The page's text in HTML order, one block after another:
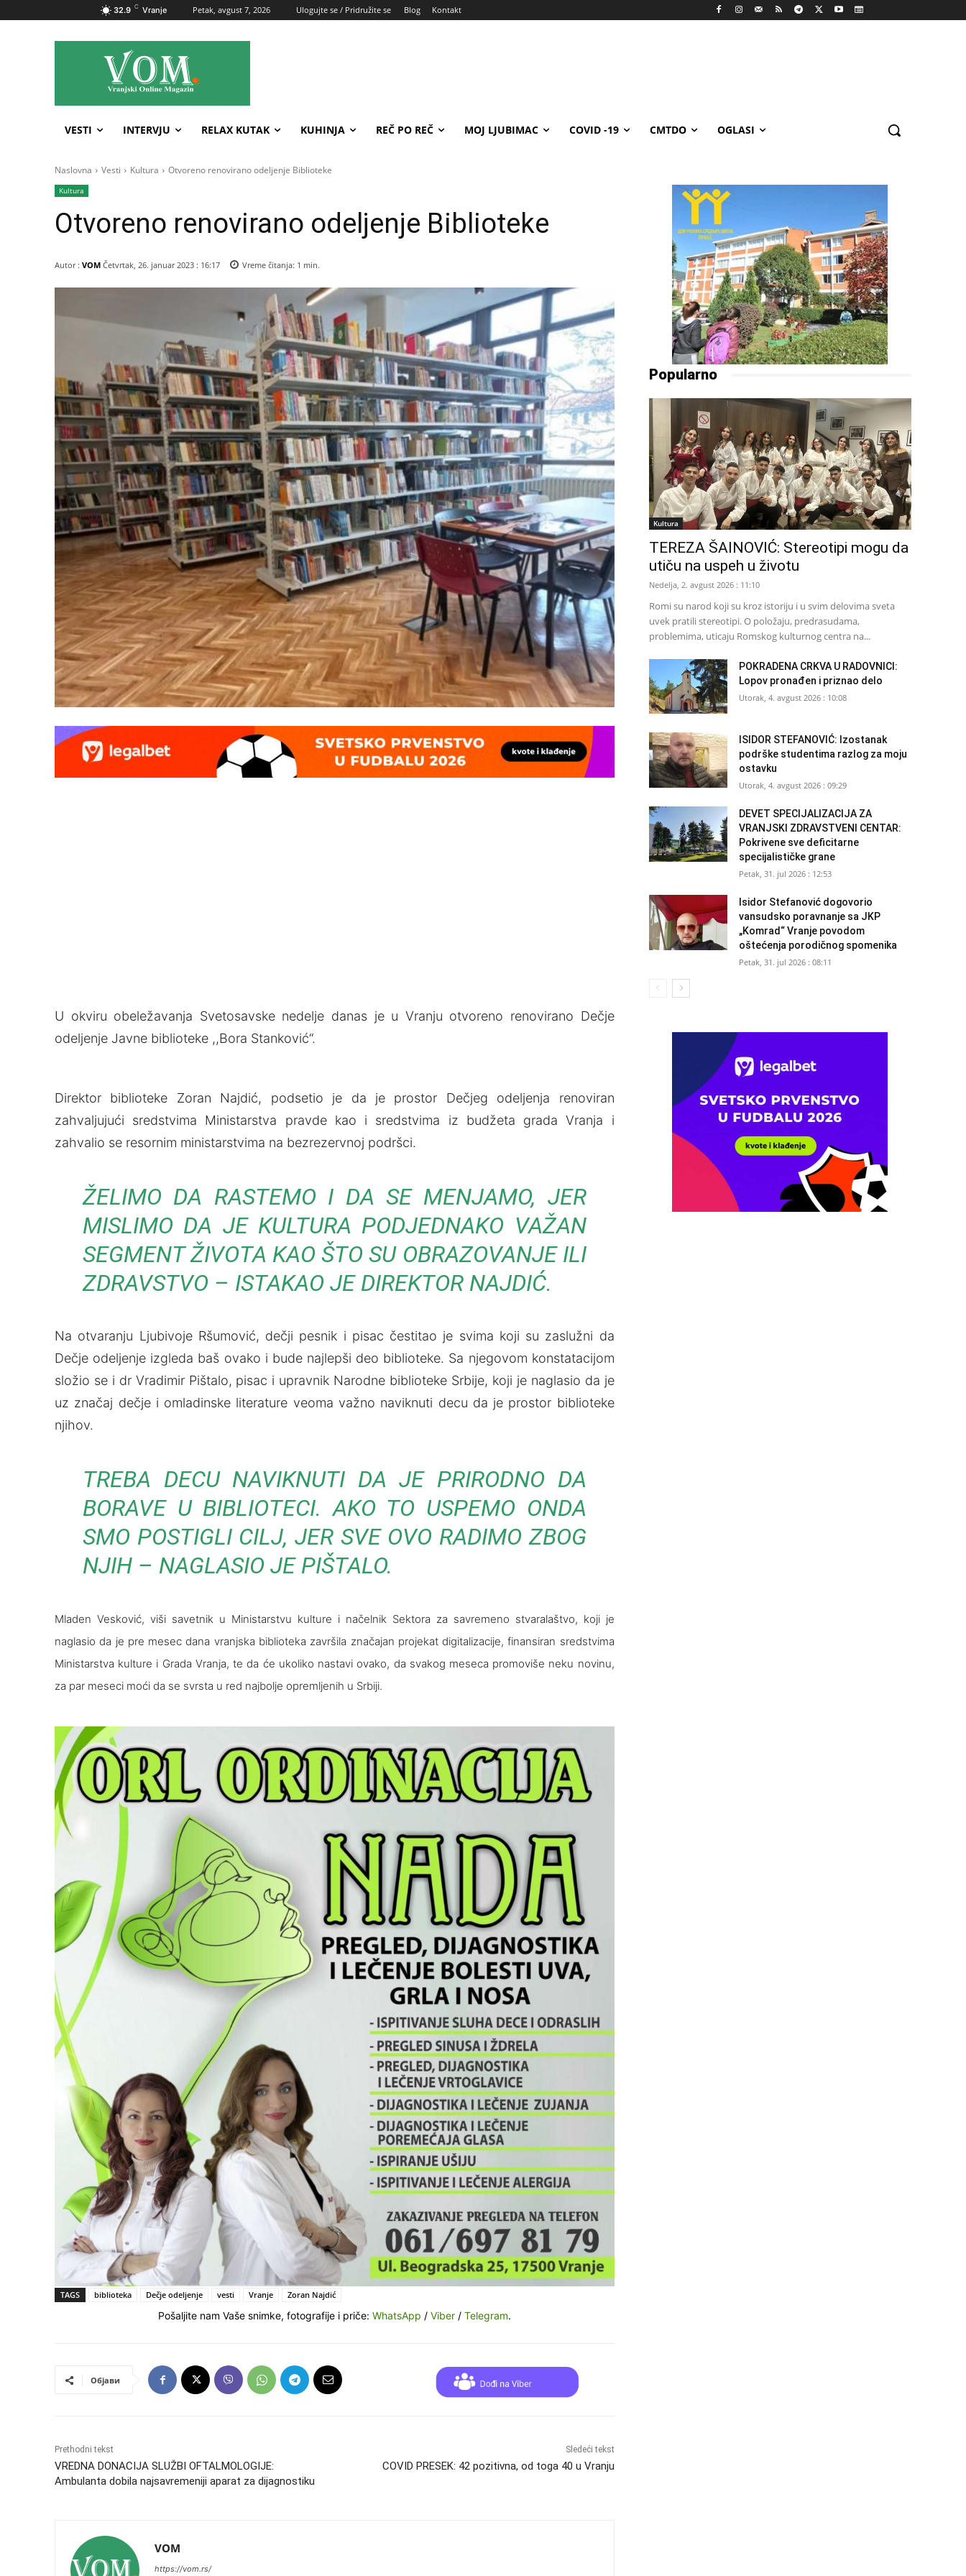
32.9 C Vranje Petak, avgust 7, 2026 Ulogujte se / Pridružite se Blog Kontakt
VESTI INTERVJU RELAX KUTAK KUHINJA REČ PO REČ MOJ LJUBIMAC COVID -19 CMTDO OGLASI
Naslovna Vesti Kultura Otvoreno renovirano odeljenje Biblioteke
Kultura
Otvoreno renovirano odeljenje Biblioteke
Autor : VOM Četvrtak, 26. januar 2023 : 16:17 Vreme čitanja: 1 min.
U okviru obeležavanja Svetosavske nedelјe danas je u Vranju otvoreno renovirano Dečje
odelјenje Javne biblioteke ,,Bora Stanković“.
Direktor biblioteke Zoran Najdić, podsetio je da je prostor Dečjeg odelјenja renoviran
zahvalјujući sredstvima Ministarstva pravde kao i sredstvima iz budžeta grada Vranja i
zahvalio se resornim ministarstvima na bezrezervnoj podršci.
ŽELIMO DA RASTEMO I DA SE MENJAMO, JER
MISLIMO DA JE KULTURA PODJEDNAKO VAŽAN
SEGMENT ŽIVOTA KAO ŠTO SU OBRAZOVANJE ILI
ZDRAVSTVO – ISTAKAO JE DIREKTOR NAJDIĆ.
Na otvaranju Ljubivoje Ršumović, dečji pesnik i pisac čestitao je svima koji su zaslužni da
Dečje odelјenje izgleda baš ovako i bude najlepši deo biblioteke. Sa njegovom konstatacijom
složio se i dr Vradimir Pištalo, pisac i upravnik Narodne biblioteke Srbije, koji je naglasio da je
uz značaj dečje i omladinske literature veoma važno naviknuti decu da je prostor biblioteke
njihov.
TREBA DECU NAVIKNUTI DA JE PRIRODNO DA
BORAVE U BIBLIOTECI. AKO TO USPEMO ONDA
SMO POSTIGLI CILЈ, JER SVE OVO RADIMO ZBOG
NJIH – NAGLASIO JE PIŠTALO.
Mladen Vesković, viši savetnik u Ministarstvu kulture i načelnik Sektora za savremeno stvaralaštvo, koji je
naglasio da je pre mesec dana vranjska biblioteka završila značajan projekat digitalizacije, finansiran sredstvima
Ministarstva kulture i Grada Vranja, te da će ukoliko nastavi ovako, da svakog meseca promoviše neku novinu,
za par meseci moći da se svrsta u red najbolјe opremlјenih u Srbiji.
TAGS biblioteka Dečje odeljenje vesti Vranje Zoran Najdić
Pošaljite nam Vaše snimke, fotografije i priče: WhatsApp / Viber/ Telegram.
Објави
Prethodni tekst
VREDNA DONACIJA SLUŽBI OFTALMOLOGIJE:
Ambulanta dobila najsavremeniji aparat za dijagnostiku
Sledeći tekst
COVID PRESEK: 42 pozitivna, od toga 40 u Vranju
VOM
https://vom.rs/
Popularno
Kultura
TEREZA ŠAINOVIĆ: Stereotipi mogu da
utiču na uspeh u životu
Nedelja, 2. avgust 2026 : 11:10
Romi su narod koji su kroz istoriju i u svim delovima sveta
uvek pratili stereotipi. O položaju, predrasudama,
problemima, uticaju Romskog kulturnog centra na...
POKRADENA CRKVA U RADOVNICI:
Lopov pronađen i priznao delo
Utorak, 4. avgust 2026 : 10:08
ISIDOR STEFANOVIĆ: Izostanak
podrške studentima razlog za moju
ostavku
Utorak, 4. avgust 2026 : 09:29
DEVET SPECIJALIZACIJA ZA
VRANJSKI ZDRAVSTVENI CENTAR:
Pokrivene sve deficitarne
specijalističke grane
Petak, 31. jul 2026 : 12:53
Isidor Stefanović dogovorio
vansudsko poravnanje sa JKP
„Komrad“ Vranje povodom
oštećenja porodičnog spomenika
Petak, 31. jul 2026 : 08:11